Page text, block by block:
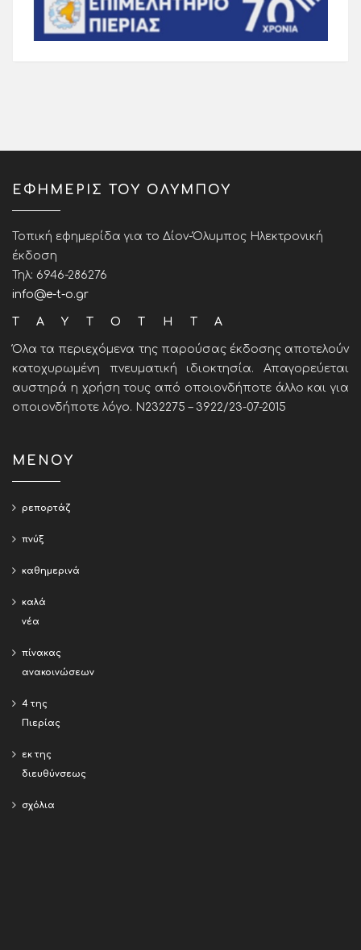
ΕΦΗΜΕΡΙΣ ΤΟΥ ΟΛΥΜΠΟΥ
Τοπική εφημερίδα για το Δίον-Όλυμπος Ηλεκτρονική
έκδοση
Τηλ: 6946-286276
info@e-t-o.gr
ΤΑΥΤΟΤΗΤΑ
Όλα τα περιεχόμενα της παρούσας έκδοσης αποτελούν
κατοχυρωμένη πνευματική ιδιοκτησία. Απαγορεύεται
αυστηρά η χρήση τους από οποιονδήποτε άλλο και για
οποιονδήποτε λόγο. Ν232275 – 3922/23-07-2015
ΜΕΝΟΥ
ρεπορτάζ
πνύξ
καθημερινά
καλά
νέα
πίνακας
ανακοινώσεων
4 της
Πιερίας
εκ της
διευθύνσεως
σχόλια